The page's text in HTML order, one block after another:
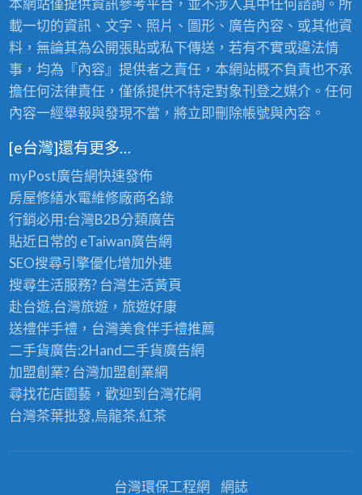
本網站僅提供資訊參考平台，並不涉入其中任何諮詢。所
載一切的資訊、文字、照片、圖形、廣告內容、或其他資
料，無論其為公開張貼或私下傳送，若有不實或違法情
事，均為『內容』提供者之責任，本網站概不負責也不承
擔任何法律責任，僅係提供不特定對象刊登之媒介。任何
內容一經舉報與發現不當，將立即刪除帳號與內容。
[e台灣]還有更多…
myPost廣告網快速發佈
房屋修繕水電維修廠商名錄
行銷必用:台灣B2B分類廣告
貼近日常的 eTaiwan廣告網
SEO搜尋引擎優化增加外連
搜尋生活服務? 台灣生活黃頁
赴台遊,台灣旅遊，旅遊好康
送禮伴手禮，台灣美食伴手禮推薦
二手貨廣告:2Hand二手貨廣告網
加盟創業? 台灣加盟創業網
尋找花店園藝，歡迎到 台灣花網
台灣茶葉批發,烏龍茶,紅茶
台灣環保工程網 網誌